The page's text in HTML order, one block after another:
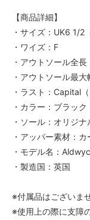
【商品詳細】
・サイズ：UK6 1/2
・ワイズ：F
・アウトソール全
・アウトソール最
・ラスト：Capital（
・カラー：ブラック
・ソール：オリジ
・アッパー素材：カ
・モデル名：
・製造国：英国
※付属品はございま
※使用上の際に支障